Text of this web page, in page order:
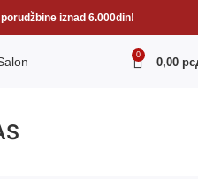
iznad 6.000din!
0
0,00